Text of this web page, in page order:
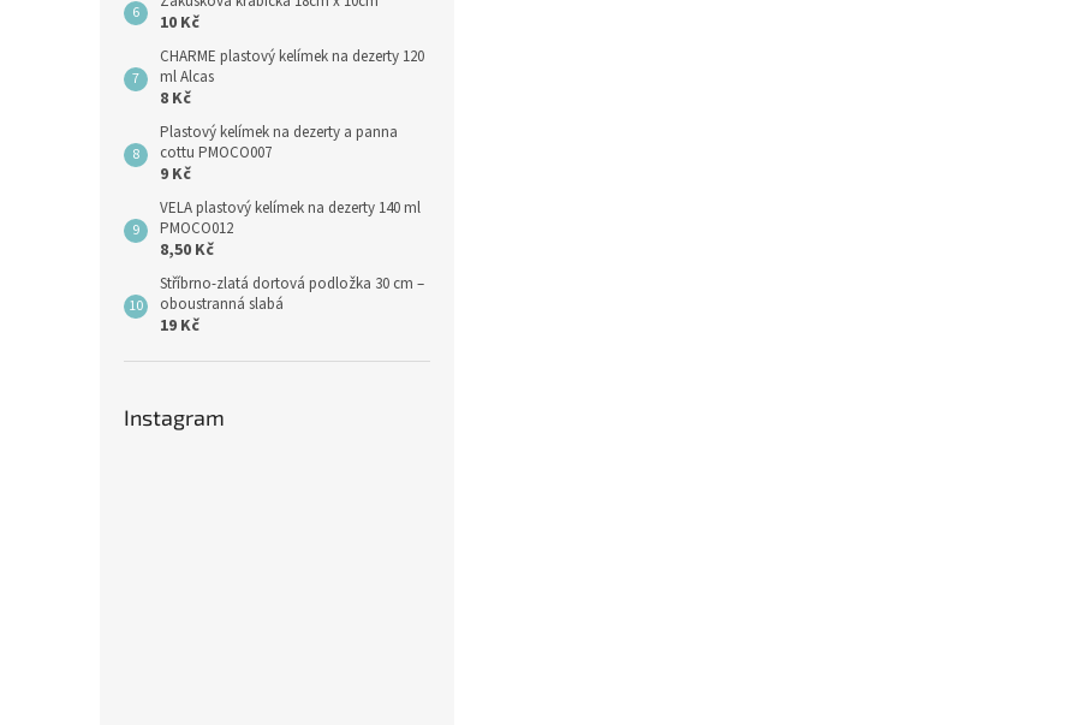
10 Kč
CHARME plastový kelímek na dezerty 120
ml Alcas
8 Kč
Plastový kelímek na dezerty a panna
cottu PMOCO007
9 Kč
VELA plastový kelímek na dezerty 140 ml
PMOCO012
8,50 Kč
Stříbrno-zlatá dortová podložka 30 cm –
oboustranná slabá
19 Kč
Instagram